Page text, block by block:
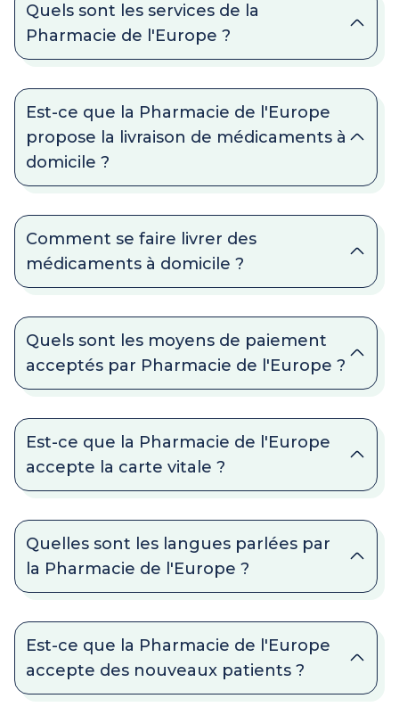
Quels sont les services de la
Pharmacie de l'Europe ?
Est-ce que la Pharmacie de l'Europe
propose la livraison de médicaments à
domicile ?
Comment se faire livrer des
médicaments à domicile ?
Quels sont les moyens de paiement
acceptés par Pharmacie de l'Europe ?
Est-ce que la Pharmacie de l'Europe
accepte la carte vitale ?
Quelles sont les langues parlées par
la Pharmacie de l'Europe ?
Est-ce que la Pharmacie de l'Europe
accepte des nouveaux patients ?